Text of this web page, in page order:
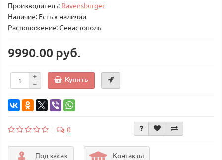
Производитель: Ravensburger
Наличие: Есть в наличии
Расположение: Севастополь
9990.00 руб.
Купить
0
Под заказ Контакты